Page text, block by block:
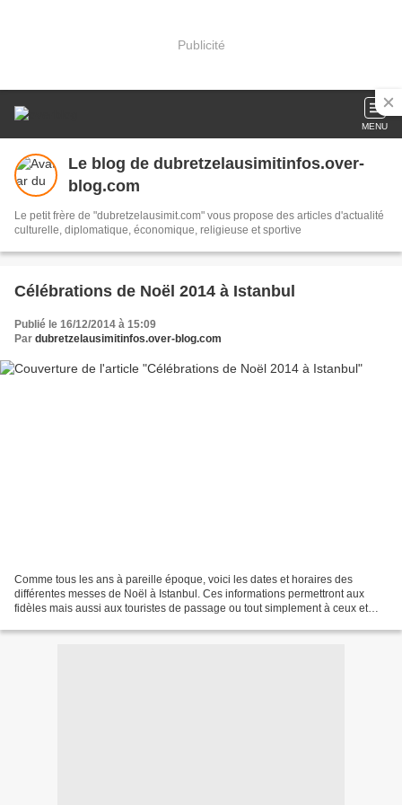
Publicité
MENU
Le blog de dubretzelausimitinfos.over-
blog.com
Le petit frère de "dubretzelausimit.com" vous propose des articles d'actualité
culturelle, diplomatique, économique, religieuse et sportive
Célébrations de Noël 2014 à Istanbul
Publié le 16/12/2014 à 15:09
Par dubretzelausimitinfos.over-blog.com
Comme tous les ans à pareille époque, voici les dates et horaires des
différentes messes de Noël à Istanbul. Ces informations permettront aux
fidèles mais aussi aux touristes de passage ou tout simplement à ceux et